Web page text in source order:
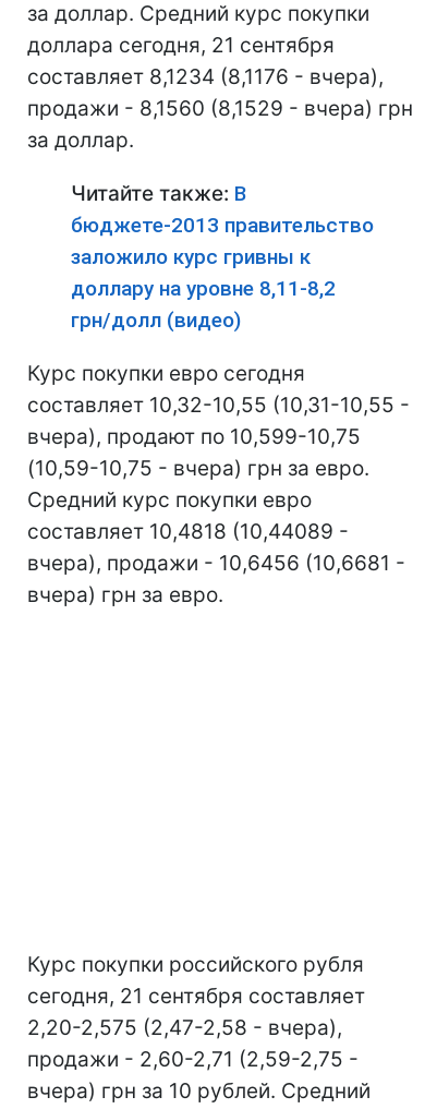
за доллар. Средний курс покупки
доллара сегодня, 21 сентября
составляет 8,1234 (8,1176 - вчера),
продажи - 8,1560 (8,1529 - вчера) грн
за доллар.
Читайте также: В
бюджете-2013 правительство
заложило курс гривны к
доллару на уровне 8,11-8,2
грн/долл (видео)
Курс покупки евро сегодня
составляет 10,32-10,55 (10,31-10,55 -
вчера), продают по 10,599-10,75
(10,59-10,75 - вчера) грн за евро.
Средний курс покупки евро
составляет 10,4818 (10,44089 -
вчера), продажи - 10,6456 (10,6681 -
вчера) грн за евро.
Курс покупки российского рубля
сегодня, 21 сентября составляет
2,20-2,575 (2,47-2,58 - вчера),
продажи - 2,60-2,71 (2,59-2,75 -
вчера) грн за 10 рублей. Средний